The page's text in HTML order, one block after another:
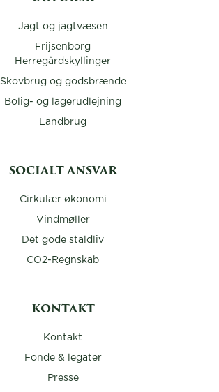
Jagt og jagtvæsen
Frijsenborg
Herregårdskyllinger
Skovbrug og godsbrænde
Bolig- og lagerudlejning
Landbrug
SOCIALT ANSVAR
Cirkulær økonomi
Vindmøller
Det gode staldliv
CO2-Regnskab
KONTAKT
Kontakt
Fonde & legater
Presse